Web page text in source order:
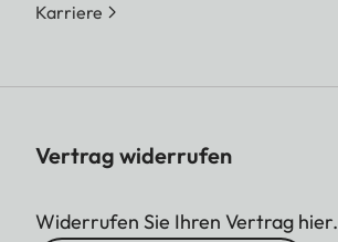
Karriere
Vertrag widerrufen
Widerrufen Sie Ihren Vertrag hier.